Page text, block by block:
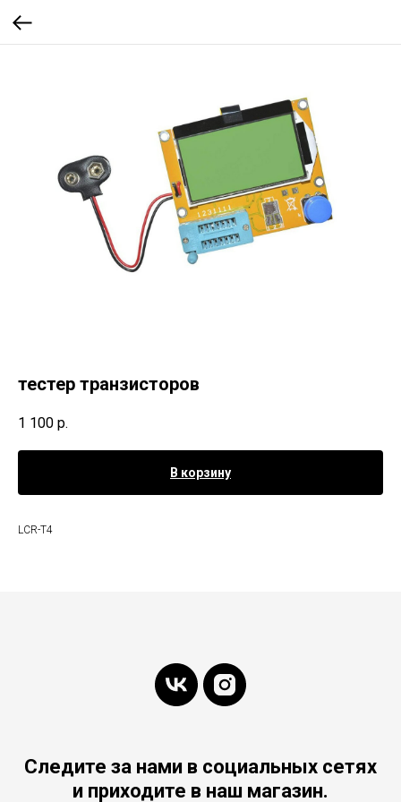
тестер транзисторов
1 100 р.
В корзину
LCR-T4
Следите за нами в социальных сетях
и приходите в наш магазин.